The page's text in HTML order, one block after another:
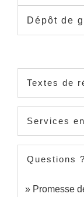
Dépôt de
Textes de
Services
Questions
Promesse